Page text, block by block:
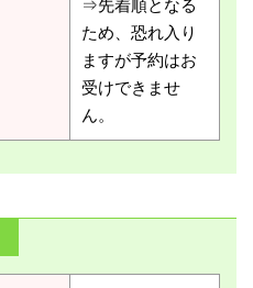
⇒先着順となる
ため、恐れ入り
ますが予約はお
受けできませ
ん。